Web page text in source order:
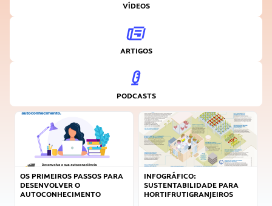
VÍDEOS
ARTIGOS
PODCASTS
OS PRIMEIROS PASSOS PARA
DESENVOLVER O
AUTOCONHECIMENTO
INFOGRÁFICO:
SUSTENTABILIDADE PARA
HORTIFRUTIGRANJEIROS